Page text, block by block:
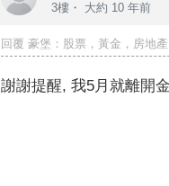
3樓・ 大約 10 年前
回覆豪堡 ：股票，黃金，房地
謝謝提醒, 我5月就離開